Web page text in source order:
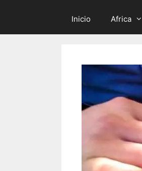
Inicio Africa